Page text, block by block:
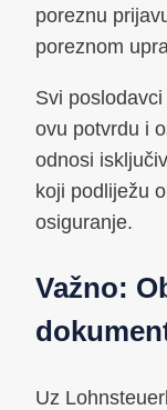
poreznu
poreznom
Svi
ovu potvrdu i
odnosi
koji podliježu
osiguranje.
Važno:
Uz